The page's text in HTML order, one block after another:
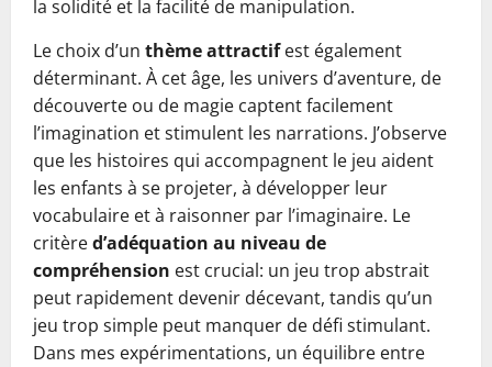
la solidité et la facilité de manipulation.
Le choix d’un thème attractifest également
déterminant. À cet âge, les univers d’aventure, de
découverte ou de magie captent facilement
l’imagination et stimulent les narrations. J’observe
que les histoires qui accompagnent le jeu aident
les enfants à se projeter, à développer leur
vocabulaire et à raisonner par l’imaginaire. Le
critèred’adéquation au niveau de
compréhension est crucial: un jeu trop abstrait
peut rapidement devenir décevant, tandis qu’un
jeu trop simple peut manquer de défi stimulant.
Dans mes expérimentations, un équilibre entre